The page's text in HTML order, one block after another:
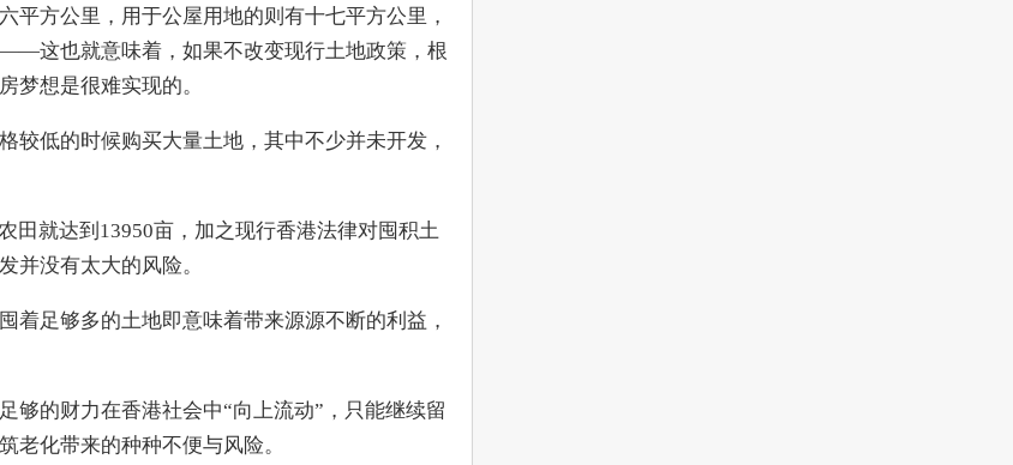
方公里，用于公屋用地的则有十七平方公里，
这也就意味着，如果不改变现行土地政策，根
梦想是很难实现的。
低的时候购买大量土地，其中不少并未开发，
就达到13950亩，加之现行香港法律对囤积土
并没有太大的风险。
足够多的土地即意味着带来源源不断的利益，
的财力在香港社会中“向上流动”，只能继续留
老化带来的种种不便与风险。